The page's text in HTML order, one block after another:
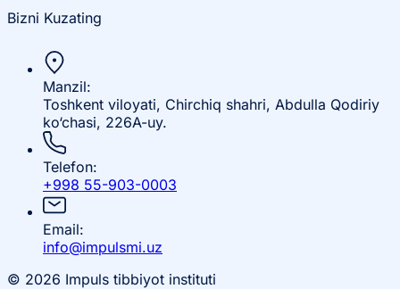
Bizni Kuzating
Manzil:
Toshkent viloyati, Chirchiq shahri, Abdulla Qodiriy
ko‘chasi, 226A-uy.
Telefon:
+998 55-903-0003
Email:
info@impulsmi.uz
© 2026 Impuls tibbiyot instituti